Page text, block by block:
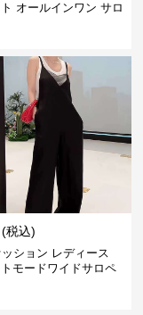
オールインワン サロ
(税込)
ション レディース
モードワイドサロペ